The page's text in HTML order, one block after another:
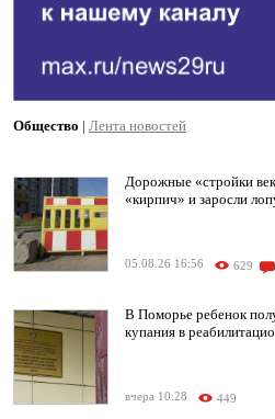
Общество | Лента новостей
Дорожные «стройки
«кирпич» и заросли
05.08.26 16:56 629
В Поморье ребенок
купания в
вчера 10:28 449